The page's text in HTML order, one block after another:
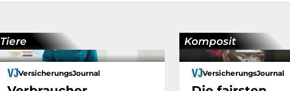
Tiere
VersicherungsJournal
Komposit
VersicherungsJournal